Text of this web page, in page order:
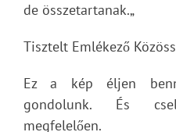
de összetartanak.„
Tisztelt Emlékező
Ez a kép éljen
gondolunk. És
megfelelően.